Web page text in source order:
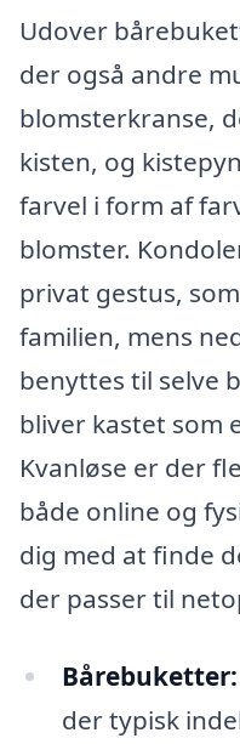
Udover
der også andre
blomsterkranse,
kisten, og
farvel i form af
blomster.
privat gestus,
familien, mens
benyttes til selve
bliver kastet som
Kvanløse er der
både online og
dig med at finde
der passer til
Bårebuketter:
der typisk